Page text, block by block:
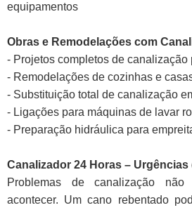
equipamentos
Obras e Remodelações com
- Projetos completos de canalização
- Remodelações de cozinhas e
- Substituição total de canalização
- Ligações para máquinas de lavar
- Preparação hidráulica para
Canalizador 24 Horas – Urgências
Problemas de canalização
acontecer. Um cano rebentado